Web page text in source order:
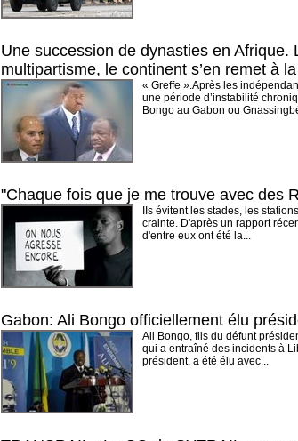
Une succession de dynasties en
multipartisme, le continent s’en remet à
« Greffe ».Après les
une période d’instabilité
Bongo au Gabon ou
"Chaque fois que je me trouve avec des
IIs évitent les stades, les
crainte. D'après un rapport
d'entre eux ont été la...
Gabon: Ali Bongo officiellement élu
Ali Bongo, fils du défunt
qui a entraîné des incidents à
président, a été élu avec...